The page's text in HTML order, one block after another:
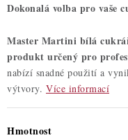
Hodnocení obchodu
Podmínky ochrany
Dokonalá volba pro vaše
Master Martini bílá
produkt určený pro
nabízí snadné použití a
výtvory. Více informací
Hmotnost